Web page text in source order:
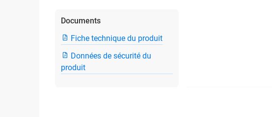
Documents
Fiche technique du produit
Données de sécurité du
produit